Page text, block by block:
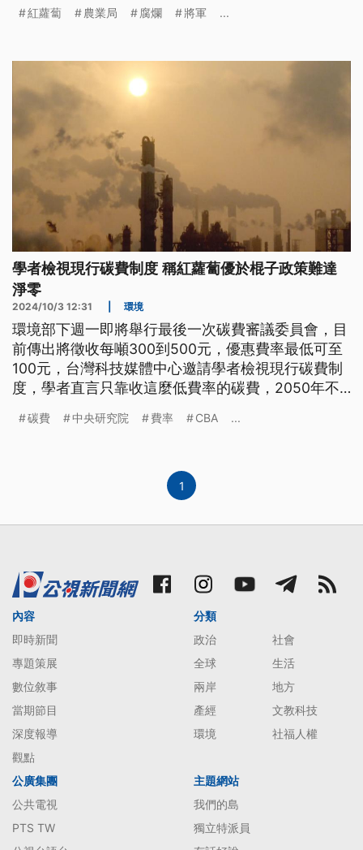
紅蘿蔔 農業局 腐爛 將軍 ...
學者檢視現行碳費制度 稱紅蘿蔔優於棍子政策難達
淨零
2024/10/3 12:31 環境
環境部下週一即將舉行最後一次碳費審議委員會，目
前傳出將徵收每噸300到500元，優惠費率最低可至
100元，台灣科技媒體中心邀請學者檢視現行碳費制
度，學者直言只靠收這麼低費率的碳費，2050年不
全球，疊床架屋也比較難與國際接軌。
碳費 中央研究院 費率 CBA ...
1
內容
即時新聞
專題策展
數位敘事
當期節目
深度報導
觀點
分類
政治
社會
全球
生活
兩岸
地方
產經
文教科技
環境
社福人權
公廣集團
公共電視
PTS TW
主題網站
我們的島
獨立特派員